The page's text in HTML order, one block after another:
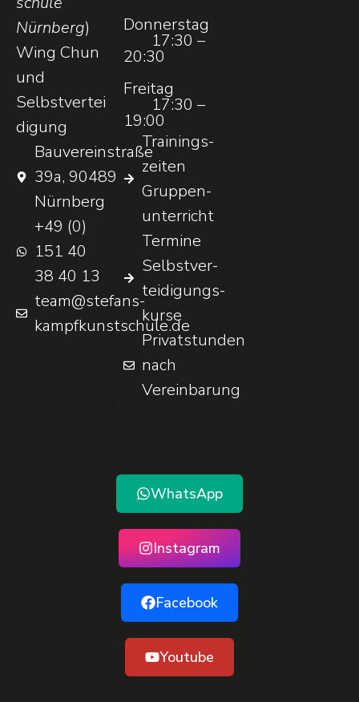
Nürnberg)
Wing Chun
und
Selbstvertei
digung
Bauvereinstraße
39a, 90489
Nürnberg
+49 (0)
151 40
38 40 13
team@stefans-
kampfkunstschule.de
Donnerstag
17:30 –
20:30
Freitag
17:30 –
19:00
Trainings­
zeiten
Gruppen­
unterricht
Termine
Selbst­ver­
teidigungs­
kurse
Privatstunden
nach
Vereinbarung
WhatsApp
Instagram
Facebook
Youtube